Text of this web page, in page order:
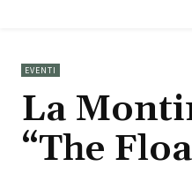
EVENTI
La
“The